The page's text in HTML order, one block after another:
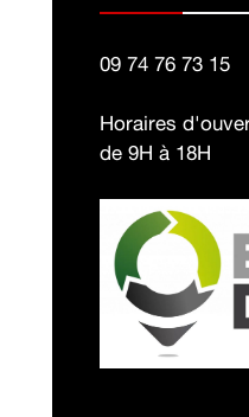
09 74 76 73 15
Horaires
de 9H à 18H